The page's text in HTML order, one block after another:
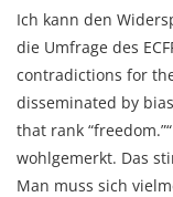
Ich kann den
die Umfrage des
contradictions for
disseminated by
that rank
wohlgemerkt. Das
Man muss sich